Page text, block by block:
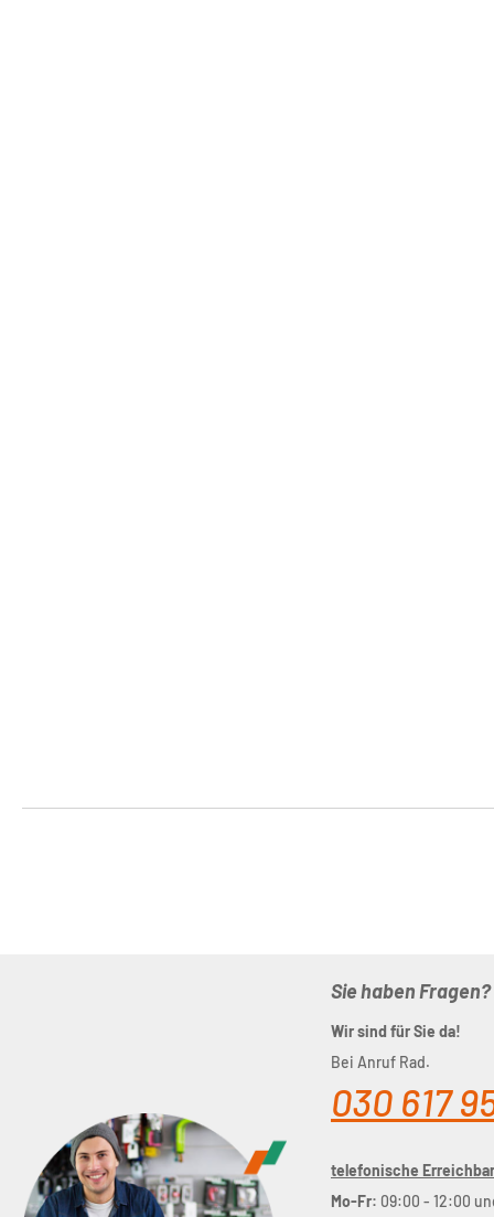
Sie haben Fragen?
Wir sind für Sie da!
Bei Anruf Rad.
030 617
telefonische
Mo-Fr: 09:00 - 12:00